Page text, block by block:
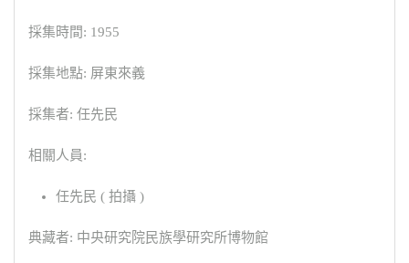
採集時間: 1955
採集地點: 屏東來義
採集者: 任先民
相關人員:
任先民 ( 拍攝 )
典藏者: 中央研究院民族學研究所博物館